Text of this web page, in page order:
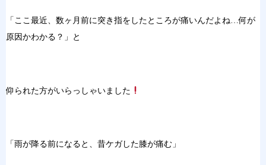
「ここ最近、数ヶ月前に突き指をしたところが痛いんだよね…何が
原因かわかる？」と
仰られた方がいらっしゃいました
「雨が降る前になると、 昔ケガした膝が痛む」